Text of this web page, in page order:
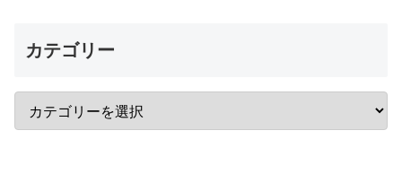
カテゴリー